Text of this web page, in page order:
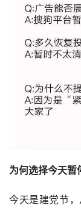
为何选择今天暂
今天是建党节